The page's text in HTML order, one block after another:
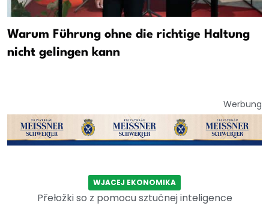
Warum Führung ohne die richtige Haltung
nicht gelingen kann
Werbung
WJACEJ EKONOMIKA
Přełožki so z pomocu sztučnej inteligence